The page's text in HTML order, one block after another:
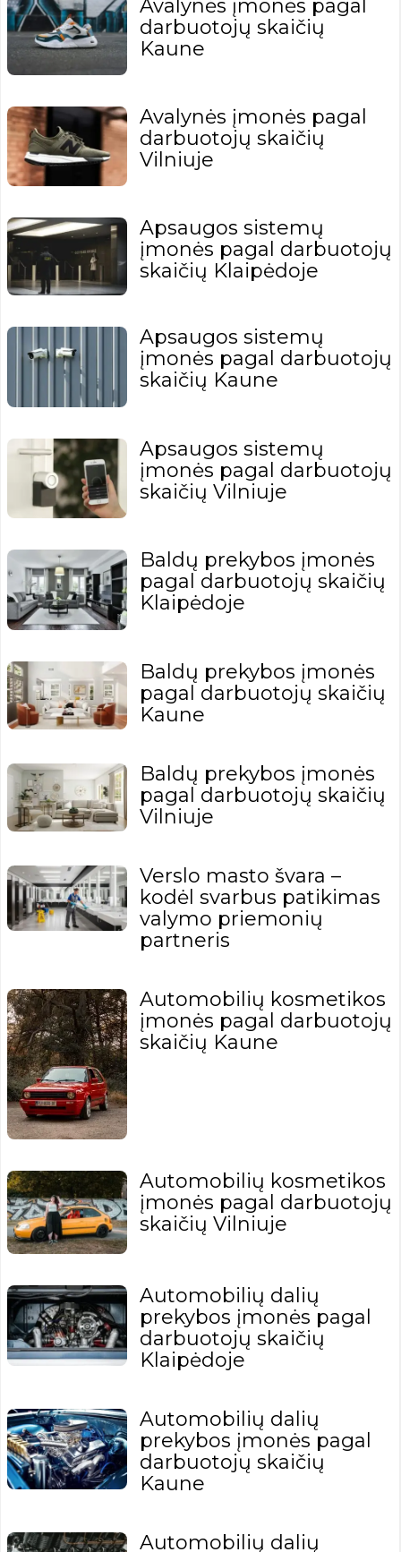
Avalynės įmonės pagal
darbuotojų skaičių
Kaune
Avalynės įmonės pagal
darbuotojų skaičių
Vilniuje
Apsaugos sistemų
įmonės pagal darbuotojų
skaičių Klaipėdoje
Apsaugos sistemų
įmonės pagal darbuotojų
skaičių Kaune
Apsaugos sistemų
įmonės pagal darbuotojų
skaičių Vilniuje
Baldų prekybos įmonės
pagal darbuotojų skaičių
Klaipėdoje
Baldų prekybos įmonės
pagal darbuotojų skaičių
Kaune
Baldų prekybos įmonės
pagal darbuotojų skaičių
Vilniuje
Verslo masto švara –
kodėl svarbus patikimas
valymo priemonių
partneris
Automobilių kosmetikos
įmonės pagal darbuotojų
skaičių Kaune
Automobilių kosmetikos
įmonės pagal darbuotojų
skaičių Vilniuje
Automobilių dalių
prekybos įmonės pagal
darbuotojų skaičių
Klaipėdoje
Automobilių dalių
prekybos įmonės pagal
darbuotojų skaičių
Kaune
Automobilių dalių